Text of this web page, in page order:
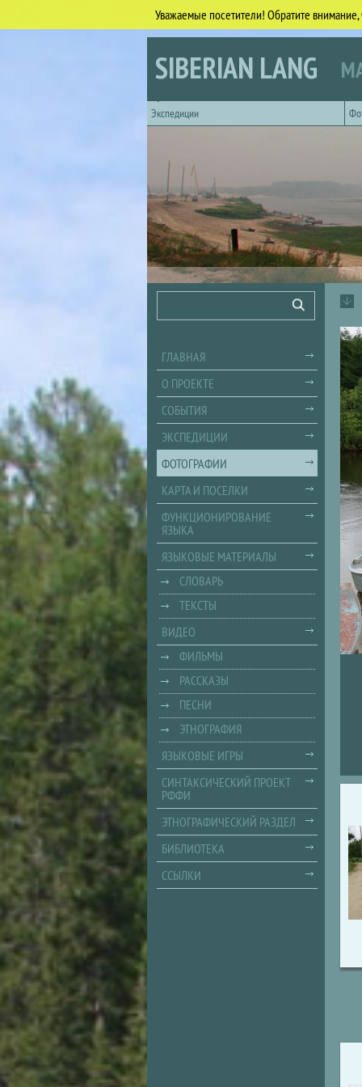
Уважаемые посетители! Обратите внимание,
SIBERIAN LANG
Экспедиции
Поиск
ГЛАВНАЯ
О ПРОЕКТЕ
СОБЫТИЯ
ЭКСПЕДИЦИИ
ФОТОГРАФИИ
КАРТА И ПОСЕЛКИ
ФУНКЦИОНИРОВАНИЕ
ЯЗЫКА
ЯЗЫКОВЫЕ МАТЕРИАЛЫ
СЛОВАРЬ
ТЕКСТЫ
ВИДЕО
ФИЛЬМЫ
РАССКАЗЫ
ПЕСНИ
ЭТНОГРАФИЯ
ЯЗЫКОВЫЕ ИГРЫ
СИНТАКСИЧЕСКИЙ ПРОЕКТ
РФФИ
ЭТНОГРАФИЧЕСКИЙ РАЗДЕЛ
БИБЛИОТЕКА
ССЫЛКИ